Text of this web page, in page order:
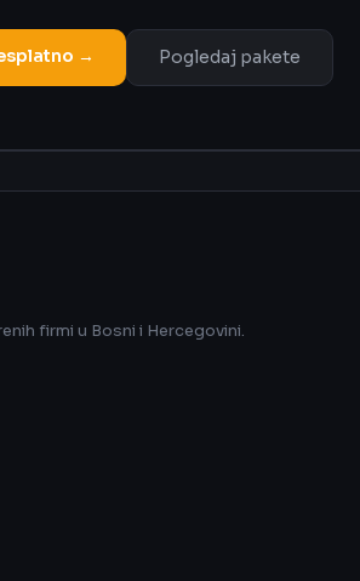
→ Pogledaj pakete
firmi u Bosni i Hercegovini.